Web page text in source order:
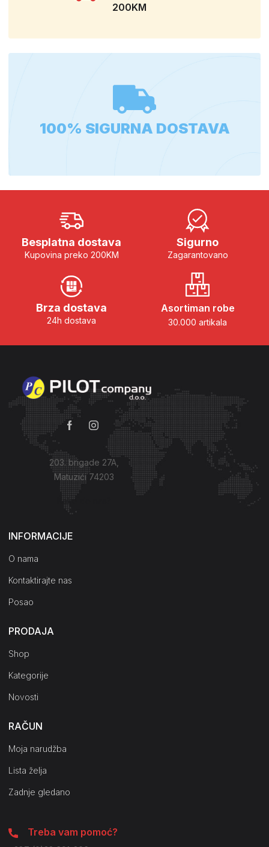
200KM
100% SIGURNA DOSTAVA
Besplatna dostava
Kupovina preko 200KM
Sigurno
Zagarantovano
Brza dostava
24h dostava
Asortiman robe
30.000 artikala
203. brigade 27A,
Matuzići 74203
Kako do nas?
INFORMACIJE
O nama
Kontaktirajte nas
Posao
PRODAJA
Shop
Kategorije
Novosti
RAČUN
Moja narudžba
Lista želja
Zadnje gledano
Treba vam pomoć?